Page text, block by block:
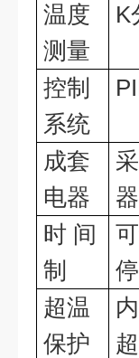
温度
测量
K
控制
系统
成套
电器
器
时 间
制
超温
保护